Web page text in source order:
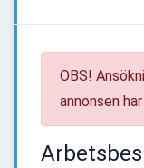
OBS!
annonsen